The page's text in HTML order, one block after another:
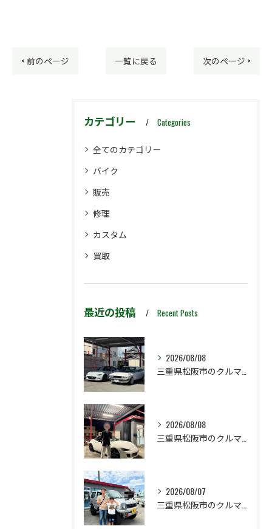
< 前のページ 一覧に戻る 次のページ >
カテゴリー Categories
全てのカテゴリー
バイク
販売
修理
カスタム
買取
最近の投稿 Recent Posts
2026/08/08
2026/08/08
2026/08/07